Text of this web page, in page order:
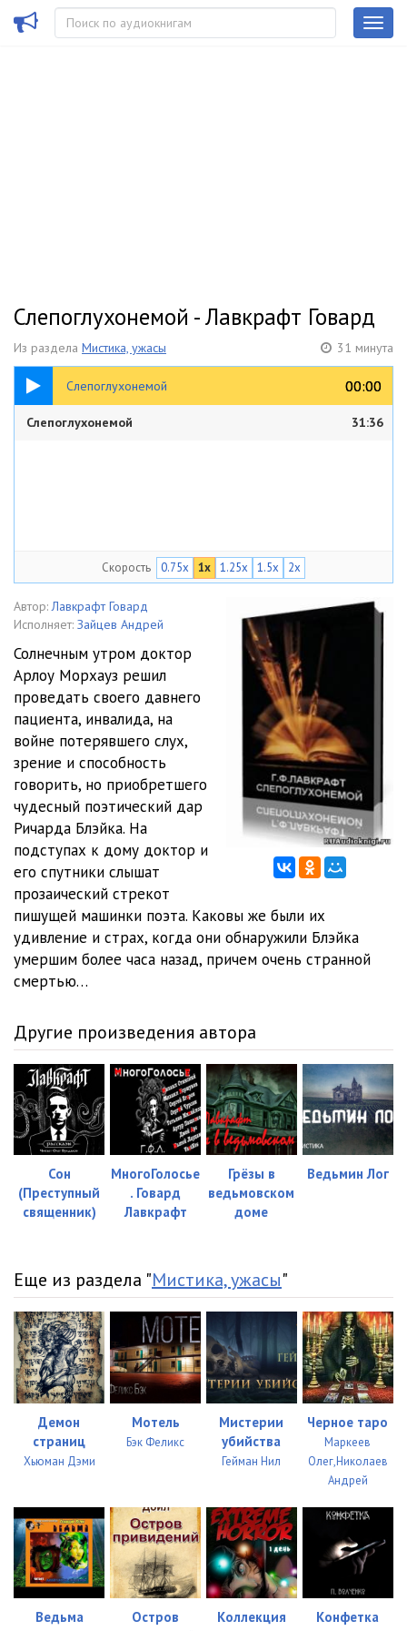
Слепоглухонемой - Лавкрафт Говард
Из раздела Мистика, ужасы 31 минута
Слепоглухонемой 00:00
00:00
31:36
Слепоглухонемой 31:36
Скорость 0.75x 1x 1.25x 1.5x 2x
Автор: Лавкрафт Говард
Исполняет: Зайцев Андрей
Солнечным утром доктор
Арлоу Морхауз решил
проведать своего давнего
пациента, инвалида, на
войне потерявшего слух,
зрение и способность
говорить, но приобретшего
чудесный поэтический дар
Ричарда Блэйка. На
подступах к дому доктор и
его спутники слышат
прозаический стрекот
пишущей машинки поэта. Каковы же были их
удивление и страх, когда они обнаружили Блэйка
умершим более часа назад, причем очень странной
смертью…
Другие произведения автора
Сон
(Преступный
священник)
МногоГолосье
. Говард
Лавкрафт
Грёзы в
ведьмовском
доме
Ведьмин Лог
Еще из раздела "Мистика, ужасы"
Демон
страниц
Хьюман Дэми
Мотель
Бэк Феликс
Мистерии
убийства
Гейман Нил
Черное таро
Маркеев
Олег,Николаев
Андрей
Ведьма
Остров
Коллекция
Конфетка